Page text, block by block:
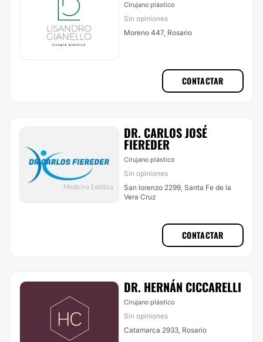
Cirujano plástico
Sin opiniones
Moreno 447, Rosario
CONTACTAR
DR. CARLOS JOSÉ
FIEREDER
Cirujano plástico
Sin opiniones
San lorenzo 2299, Santa Fe de la
Vera Cruz
CONTACTAR
DR. HERNÁN CICCARELLI
Cirujano plástico
Sin opiniones
Catamarca 2933, Rosario